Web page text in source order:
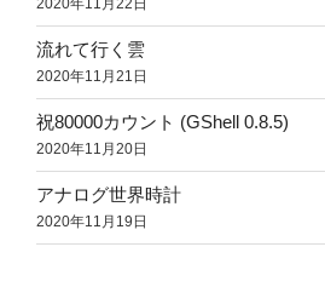
2020年11月22日
流れて行く雲
2020年11月21日
祝80000カウント (GShell 0.8.5)
2020年11月20日
アナログ世界時計
2020年11月19日